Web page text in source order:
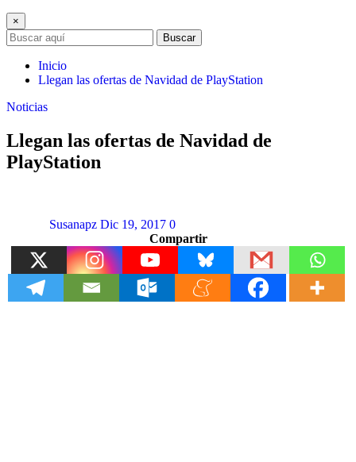
×
Buscar
Inicio
Llegan las ofertas de Navidad de PlayStation
Noticias
Llegan las ofertas de Navidad de
PlayStation
Susanapz Dic 19, 2017 0
Compartir